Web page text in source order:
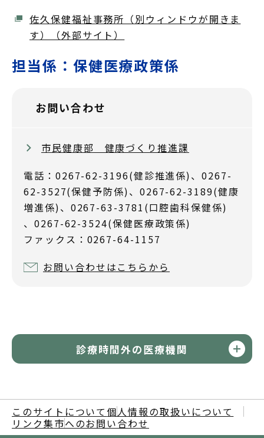
佐久保健福祉事務所（別ウィンドウが開きま
す）（外部サイト）
担当係：保健医療政策係
お問い合わせ
市民健康部 健康づくり推進課
電話：0267-62-3196(健診推進係)、0267-
62-3527(保健予防係)、0267-62-3189(健康
増進係)、0267-63-3781(口腔歯科保健係)
、0267-62-3524(保健医療政策係)
ファックス：0267-64-1157
お問い合わせはこちらから
診療時間外の医療機関
このサイトについて 個人情報の取扱いについて
リンク集市へのお問い合わせ